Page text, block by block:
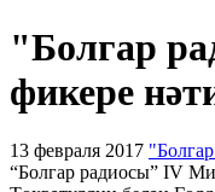
"Болгар
фикере
13 февраля 2017
“Болгар радиосы” IV